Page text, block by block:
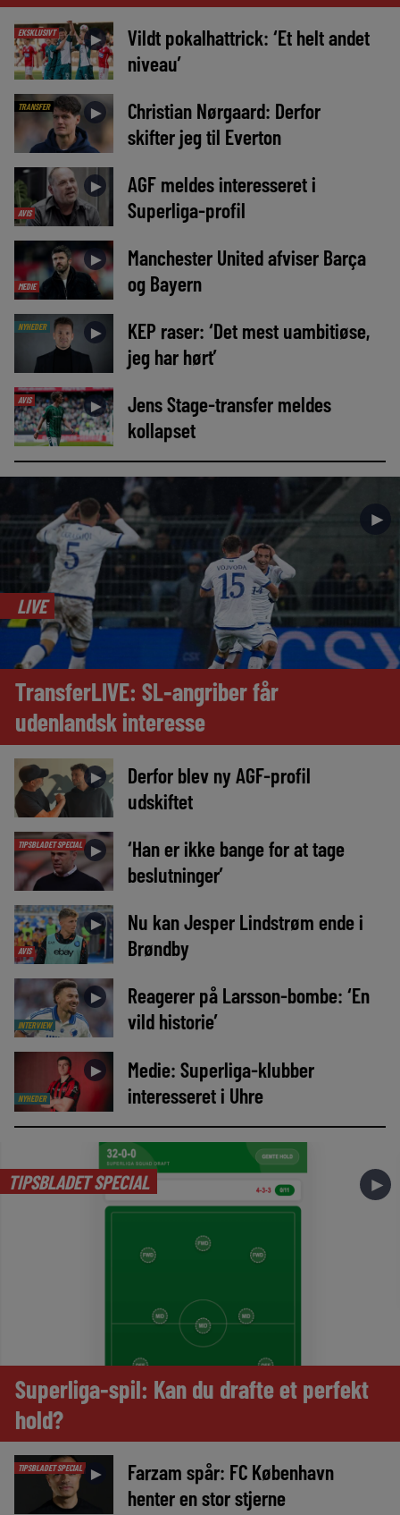
EKSKLUSIVT ►
Vildt pokalhattrick: ‘Et helt andet
niveau’
TRANSFER ►
Christian Nørgaard: Derfor
skifter jeg til Everton
AVIS
►
AGF meldes interesseret i
Superliga-profil
MEDIE
►
Manchester United afviser Barça
og Bayern
NYHEDER ►
KEP raser: ‘Det mest uambitiøse,
jeg har hørt’
AVIS ►
Jens Stage-transfer meldes
kollapset
►
LIVE
TransferLIVE: SL-angriber får
udenlandsk interesse
►
Derfor blev ny AGF-profil
udskiftet
TIPSBLADET SPECIAL ►
‘Han er ikke bange for at tage
beslutninger’
AVIS
►
Nu kan Jesper Lindstrøm ende i
Brøndby
INTERVIEW
►
Reagerer på Larsson-bombe: ‘En
vild historie’
NYHEDER
►
Medie: Superliga-klubber
interesseret i Uhre
TIPSBLADET SPECIAL ►
Superliga-spil: Kan du drafte et perfekt
hold?
TIPSBLADET SPECIAL ►
Farzam spår: FC København
henter en stor stjerne